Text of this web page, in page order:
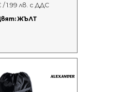
/ 1.99 лв. с ДДС
ЖЪЛТ